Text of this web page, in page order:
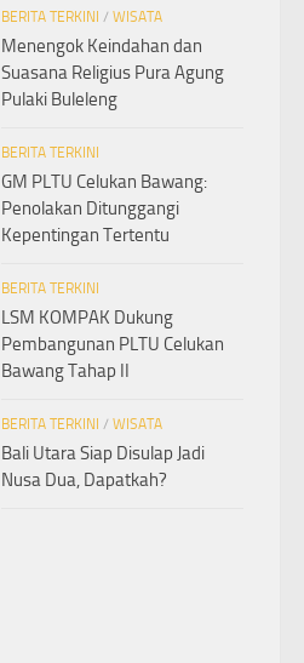
BERITA TERKINI / WISATA
Menengok Keindahan dan
Suasana Religius Pura Agung
Pulaki Buleleng
BERITA TERKINI
GM PLTU Celukan Bawang:
Penolakan Ditunggangi
Kepentingan Tertentu
BERITA TERKINI
LSM KOMPAK Dukung
Pembangunan PLTU Celukan
Bawang Tahap II
BERITA TERKINI / WISATA
Bali Utara Siap Disulap Jadi
Nusa Dua, Dapatkah?